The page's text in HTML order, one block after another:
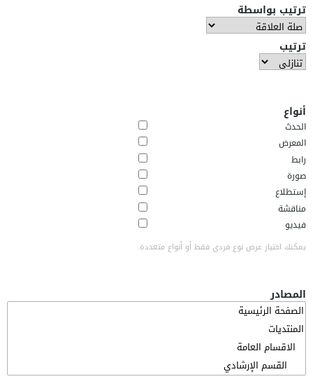
ترتيب بواسطة
ترتيب
أنواع
الحدث
المعرض
رابط
صورة
إستطلاع
مناقشة
فيديو
يمكنك اختيار عرض نوع فردي فقط أو أنواع متعددة.
المصادر